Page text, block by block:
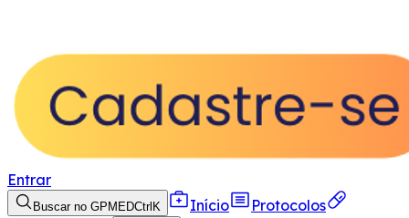
Entrar
Buscar no GPMEDCtrl K Início
Protocolos